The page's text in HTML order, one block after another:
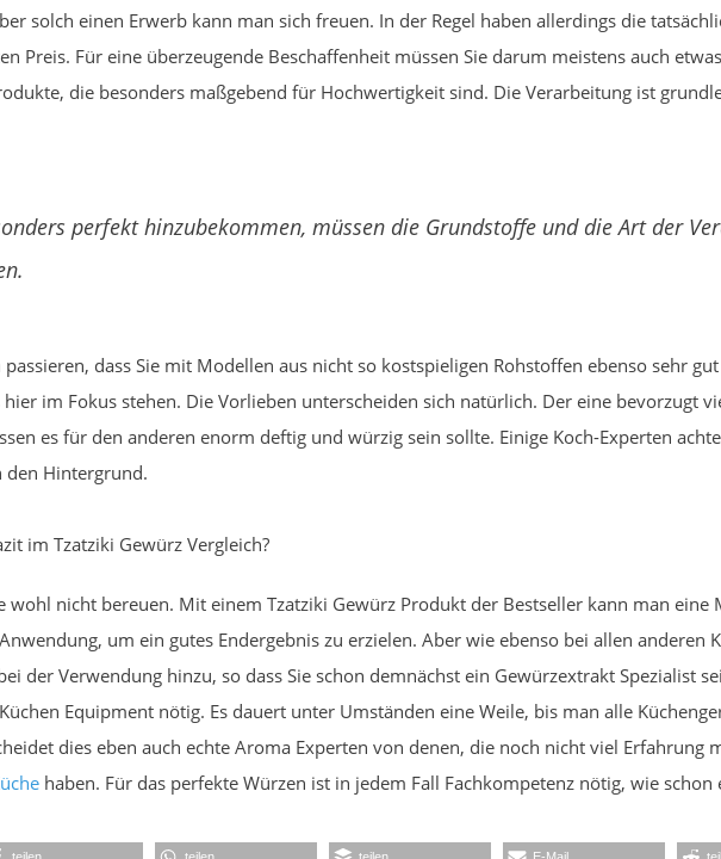
solch einen Erwerb kann man sich freuen. In der Regel haben allerdings die
Preis. Für eine überzeugende Beschaffenheit müssen Sie darum meistens auch
die besonders maßgebend für Hochwertigkeit sind. Die Verarbeitung ist
perfekt hinzubekommen, müssen die Grundstoffe und die Art der
dass Sie mit Modellen aus nicht so kostspieligen Rohstoffen ebenso sehr
im Fokus stehen. Die Vorlieben unterscheiden sich natürlich. Der eine bevorzugt
es für den anderen enorm deftig und würzig sein sollte. Einige Koch-Experten
den Hintergrund.
im Tzatziki Gewürz Vergleich?
wohl nicht bereuen. Mit einem Tzatziki Gewürz Produkt der Bestseller kann man eine
um ein gutes Endergebnis zu erzielen. Aber wie ebenso bei allen
der Verwendung hinzu, so dass Sie schon demnächst ein Gewürzextrakt Spezialist
Equipment nötig. Es dauert unter Umständen eine Weile, bis man alle
dies eben auch echte Aroma Experten von denen, die noch nicht viel Erfahrung
haben. Für das perfekte Würzen ist in jedem Fall Fachkompetenz nötig, wie schon